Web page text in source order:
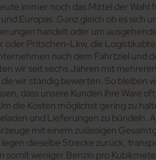
immer noch das Mittel der Wahl
Europas. Ganz gleich ob es sich
handelt oder um
oder Pritschen-Lkw, die
nach dem Fahrtziel und
wir seit sechs Jahren mit
wir ständig bewerten. So bleiben
dass unsere Kunden ihre Ware
die Kosten möglichst gering zu
und Lieferungen zu bündeln.
mit einem zulässigen
legen dieselbe Strecke zurück,
somit weniger Benzin pro